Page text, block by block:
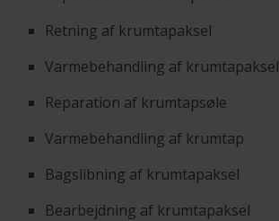
Retning af krumtapaksel
Varmebehandling af krumtapaksel
Reparation af krumtapsøle
Varmebehandling af krumtap
Bagslibning af krumtapaksel
Bearbejdning af krumtapaksel